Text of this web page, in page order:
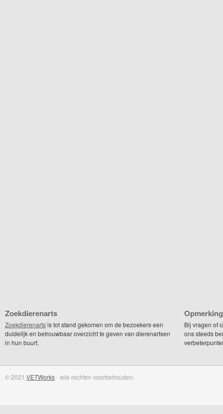
Zoekdierenarts
Zoekdierenartsis tot stand gekomen om de bezoekers een
duidelijk en betrouwbaar overzicht te geven van dierenartsen
in hun buurt.
Bij vragen of
ons steeds
© 2021 VETWorks- alle rechten voorbehouden.